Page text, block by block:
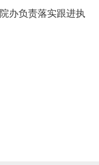
办负责落实跟进执